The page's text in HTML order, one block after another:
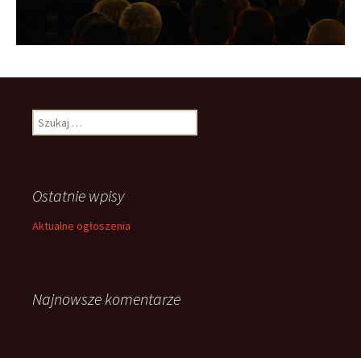
Szukaj:
Ostatnie wpisy
Aktualne ogłoszenia
Najnowsze komentarze